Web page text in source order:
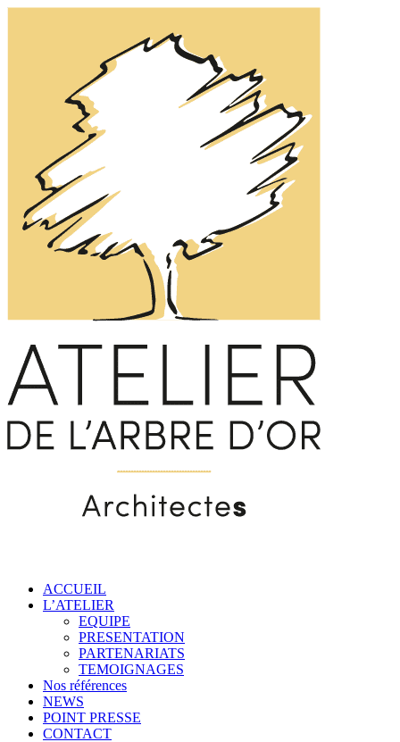
ACCUEIL
L’ATELIER
EQUIPE
PRESENTATION
PARTENARIATS
TEMOIGNAGES
Nos références
NEWS
POINT PRESSE
CONTACT